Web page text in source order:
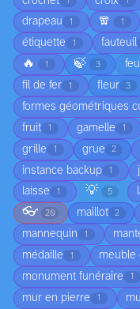
drapeau 1 🧣 1
étiquette 1 fauteuil
🔥 1 🍃 3
fil de fer 1 fleur 3
formes géométriques
fruit 1 gamelle 1
grille 1 grue 2
instance backup 1
laisse 1 💡 5
👓 20 maillot 2
mannequin 1
médaille 1 meuble
monument funéraire 1
mur en pierre 1